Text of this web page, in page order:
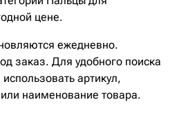
цене.
ежедневно.
заказ. Для удобного поиска
артикул,
наименование товара.